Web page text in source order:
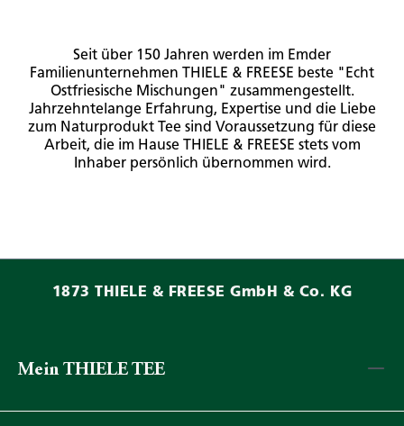
Seit über 150 Jahren werden im Emder
Familienunternehmen THIELE & FREESE beste "Echt
Ostfriesische Mischungen" zusammengestellt.
Jahrzehntelange Erfahrung, Expertise und die Liebe
zum Naturprodukt Tee sind Voraussetzung für diese
Arbeit, die im Hause THIELE & FREESE stets vom
Inhaber persönlich übernommen wird.
1873 THIELE & FREESE GmbH & Co. KG
Mein THIELE TEE